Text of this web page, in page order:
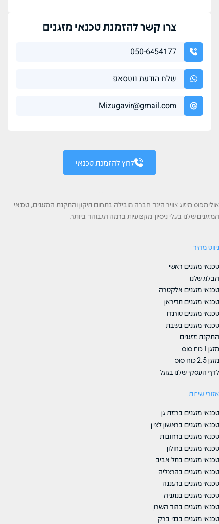
צרו קשר להזמנת טכנאי מזגנים
050-6454177
שלח הודעת ווטסאפ
Mizugavir@gmail.com
לחץ להזמנת טכנאי
אולימפוס מיזוג אוויר הינה חברה מובילה בתחום תיקון והתקנת המזגנים, טכנאי
המזגנים שלנו בעלי ניסיון ומקצועיות ברמה הגבוהה ביותר.
ניווט מהיר
טכנאי מזגנים ראשי
הבלוג שלנו
טכנאי מזגנים אלקטרה
טכנאי מזגנים תדיראן
טכנאי מזגנים טורנדו
טכנאי מזגנים בשבת
התקנת מזגנים
מזגן 1 כוח סוס
מזגן 2.5 כוח סוס
לדף העסקי שלנו בגוגל
אזורי שירות
טכנאי מזגנים ברמת גן
טכנאי מזגנים בראשון לציון
טכנאי מזגנים ברחובות
טכנאי מזגנים בחולון
טכנאי מזגנים בתל אביב
טכנאי מזגנים בהרצליה
טכנאי מזגנים ברעננה
טכנאי מזגנים בנתניה
טכנאי מזגנים בהוד השרון
טכנאי מזגנים בבני ברק